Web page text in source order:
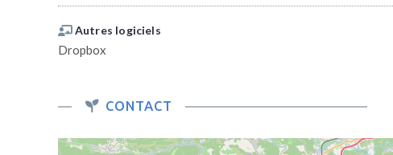
Autres logiciels
Dropbox
CONTACT